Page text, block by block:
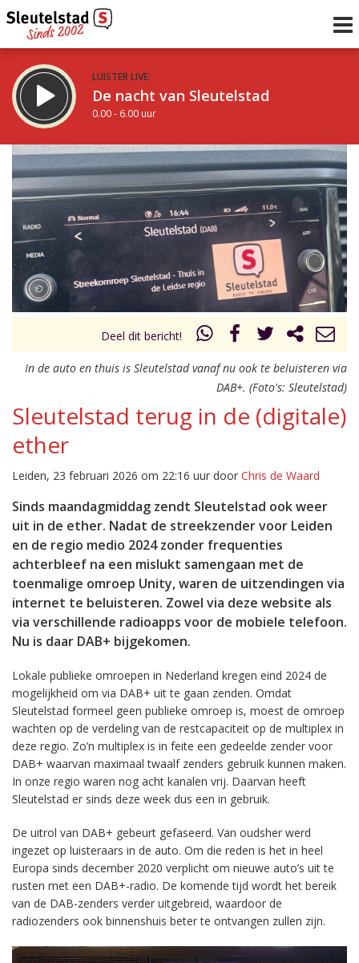
LUISTER LIVE:
De nacht van Sleutelstad
0.00 - 6.00 uur
STRAKS:
De ochtend van Sleutelstad
6.00 - 12.00 uur
Vorig uur
uur 1 van 0 Volgend uur
Deel dit bericht!
In de auto en thuis is Sleutelstad vanaf nu ook te beluisteren via
DAB+. (Foto's: Sleutelstad)
Sleutelstad terug in de (digitale)
ether
Leiden, 23 februari 2026 om 22:16 uur door Chris de Waard
Sinds maandagmiddag zendt Sleutelstad ook weer
uit in de ether. Nadat de streekzender voor Leiden
en de regio medio 2024 zonder frequenties
achterbleef na een mislukt samengaan met de
toenmalige omroep Unity, waren de uitzendingen via
internet te beluisteren. Zowel via deze website als
via verschillende radioapps voor de mobiele telefoon.
Nu is daar DAB+ bijgekomen.
Lokale publieke omroepen in Nederland kregen eind 2024 de
mogelijkheid om via DAB+ uit te gaan zenden. Omdat
Sleutelstad formeel geen publieke omroep is, moest de omroep
wachten op de verdeling van de restcapaciteit op de multiplex in
deze regio. Zo’n multiplex is in feite een gedeelde zender voor
DAB+ waarvan maximaal twaalf zenders gebruik kunnen maken.
In onze regio waren nog acht kanalen vrij. Daarvan heeft
Sleutelstad er sinds deze week dus een in gebruik.
De uitrol van DAB+ gebeurt gefaseerd. Van oudsher werd
ingezet op luisteraars in de auto. Om die reden is het in heel
Europa sinds december 2020 verplicht om nieuwe auto’s uit te
rusten met een DAB+-radio. De komende tijd wordt het bereik
van de DAB-zenders verder uitgebreid, waardoor de
radiozenders ook binnenshuis beter te ontvangen zullen zijn.